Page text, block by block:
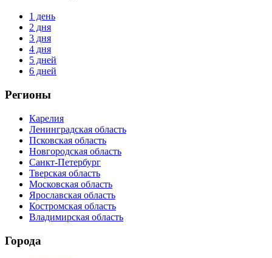
1 день
2 дня
3 дня
4 дня
5 дней
6 дней
Регионы
Карелия
Ленинградская область
Псковская область
Новгородская область
Санкт-Петербург
Тверская область
Московская область
Ярославская область
Костромская область
Владимирская область
Города